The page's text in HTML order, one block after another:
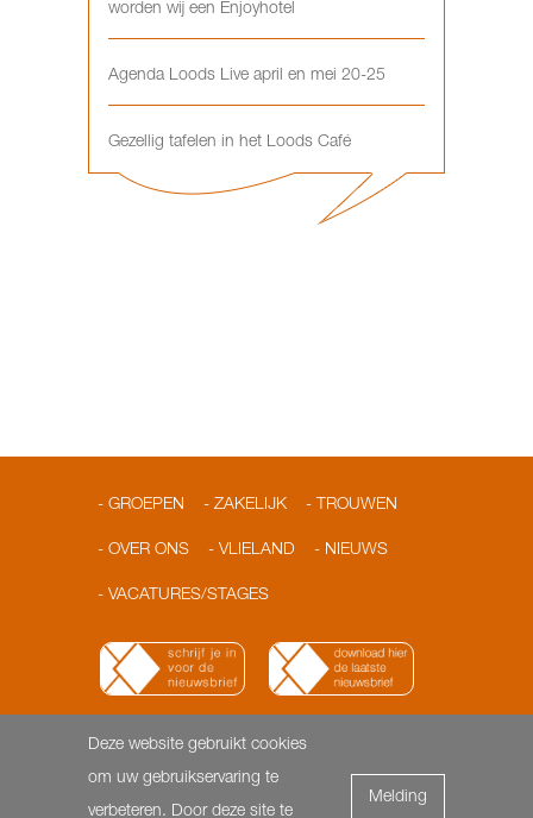
worden wij een Enjoyhotel
Agenda Loods Live april en mei 20-25
Gezellig tafelen in het Loods Café
GROEPEN ZAKELIJK TROUWEN
OVER ONS VLIELAND NIEUWS
VACATURES/STAGES
info@loodshotel.nl
Melding
Deze website gebruikt cookies
om uw gebruikservaring te
verbeteren. Door deze site te